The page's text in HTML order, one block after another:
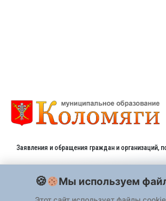
Заявления и обращения граждан и организаций,
Мы используем